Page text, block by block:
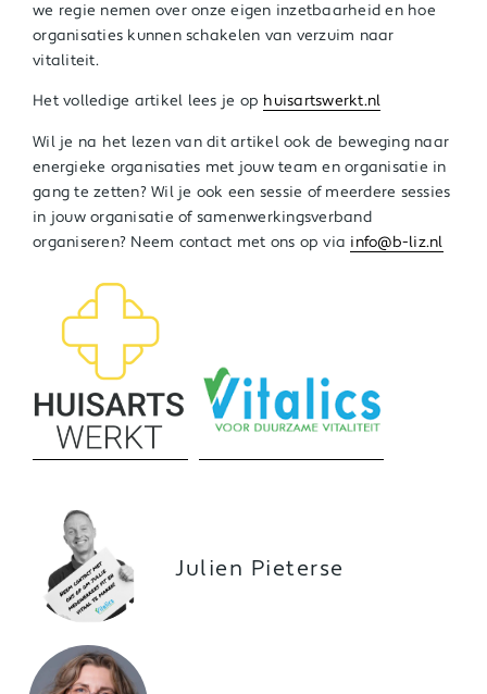
we regie nemen over onze eigen inzetbaarheid en hoe
organisaties kunnen schakelen van verzuim naar
vitaliteit.
Het volledige artikel lees je op huisartswerkt.nl
Wil je na het lezen van dit artikel ook de beweging naar
energieke organisaties met jouw team en organisatie in
gang te zetten? Wil je ook een sessie of meerdere sessies
in jouw organisatie of samenwerkingsverband
organiseren? Neem contact met ons op via info@b-liz.nl
Julien Pieterse